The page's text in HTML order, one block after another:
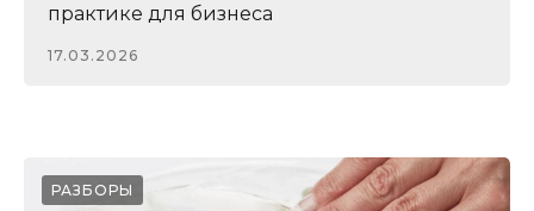
практике для бизнеса
17.03.2026
РАЗБОРЫ